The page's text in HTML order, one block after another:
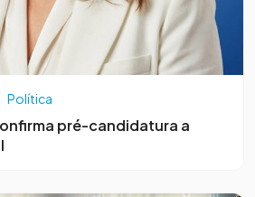
Política
pré-candidatura a